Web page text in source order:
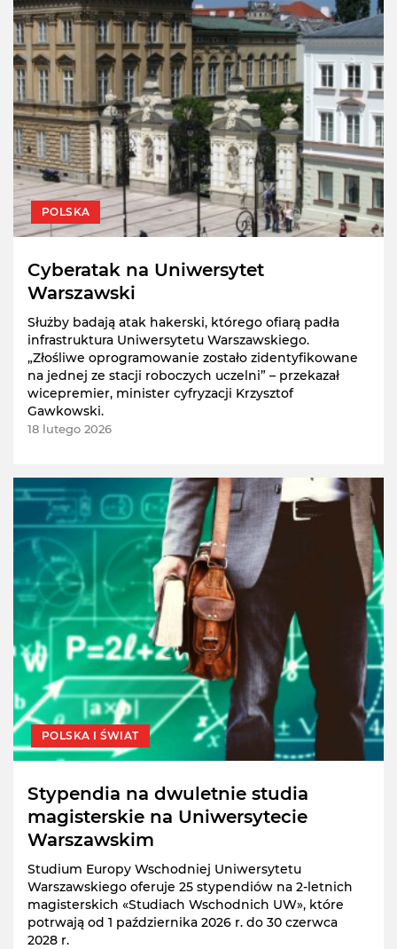
POLSKA
Cyberatak na Uniwersytet
Warszawski
Służby badają atak hakerski, którego ofiarą padła
infrastruktura Uniwersytetu Warszawskiego.
„Złośliwe oprogramowanie zostało zidentyfikowane
na jednej ze stacji roboczych uczelni” – przekazał
wicepremier, minister cyfryzacji Krzysztof
Gawkowski.
18 lutego 2026
POLSKA I ŚWIAT
Stypendia na dwuletnie studia
magisterskie na Uniwersytecie
Warszawskim
Studium Europy Wschodniej Uniwersytetu
Warszawskiego oferuje 25 stypendiów na 2-letnich
magisterskich «Studiach Wschodnich UW», które
potrwają od 1 października 2026 r. do 30 czerwca
2028 r.